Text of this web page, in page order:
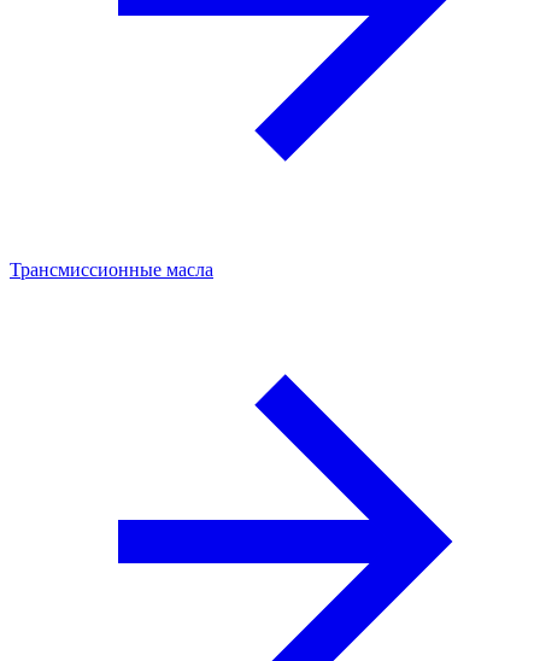
Трансмиссионные масла